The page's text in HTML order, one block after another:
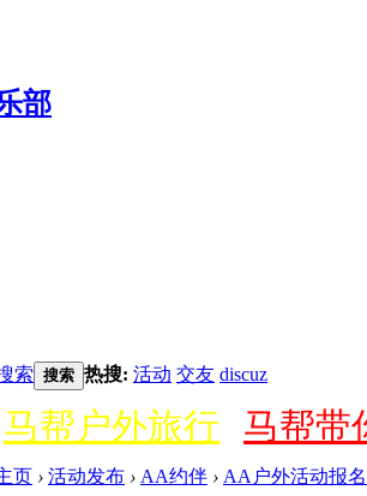
索 搜索 热搜: 活动 交友 discuz
马帮户外旅行 马帮带
页 › 活动发布 › AA约伴 › AA户外活动报名